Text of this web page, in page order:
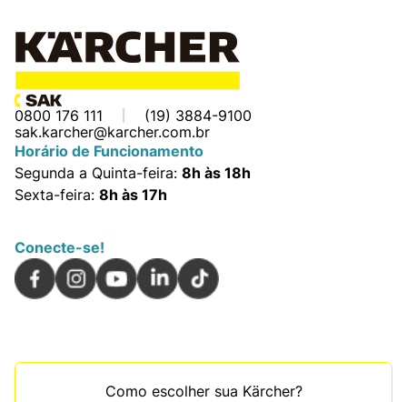
0800 176 111
(19) 3884-9100
sak.karcher@karcher.com.br
Horário de Funcionamento
Segunda a Quinta-feira: 8h às 18h
Sexta-feira: 8h às 17h
Conecte-se!
Como escolher sua Kärcher?